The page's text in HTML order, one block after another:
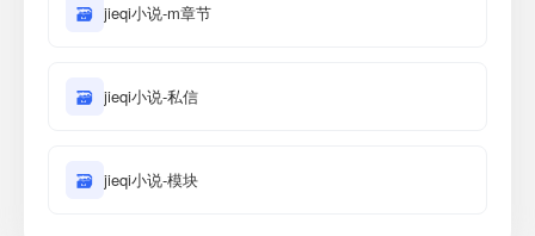
🗃 jieqi小说-m章节
🗃 jieqi小说-私信
🗃 jieqi小说-模块